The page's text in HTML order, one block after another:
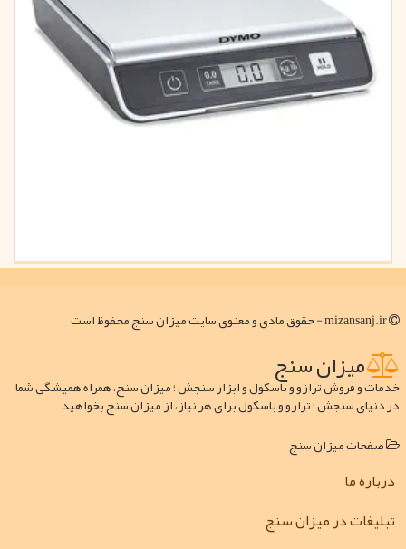
میزان سنج
خدمات و فروش ترازو و باسکول و ابزار سنجش ؛ میزان سنج، همراه همیشگی شما
در دنیای سنجش ؛ ترازو و باسکول برای هر نیاز، از میزان سنج بخواهید
صفحات میزان سنج
درباره ما
تبلیغات در میزان سنج